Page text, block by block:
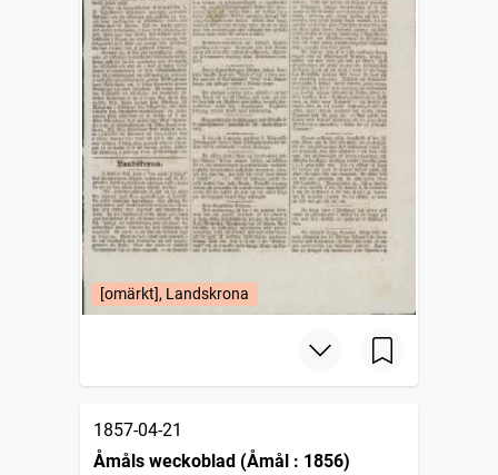
[omärkt], Landskrona
1857-04-21
Åmåls weckoblad (Åmål : 1856)